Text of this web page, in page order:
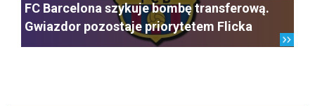
FC Barcelona szykuje bombę transferową.
Gwiazdor pozostaje priorytetem Flicka